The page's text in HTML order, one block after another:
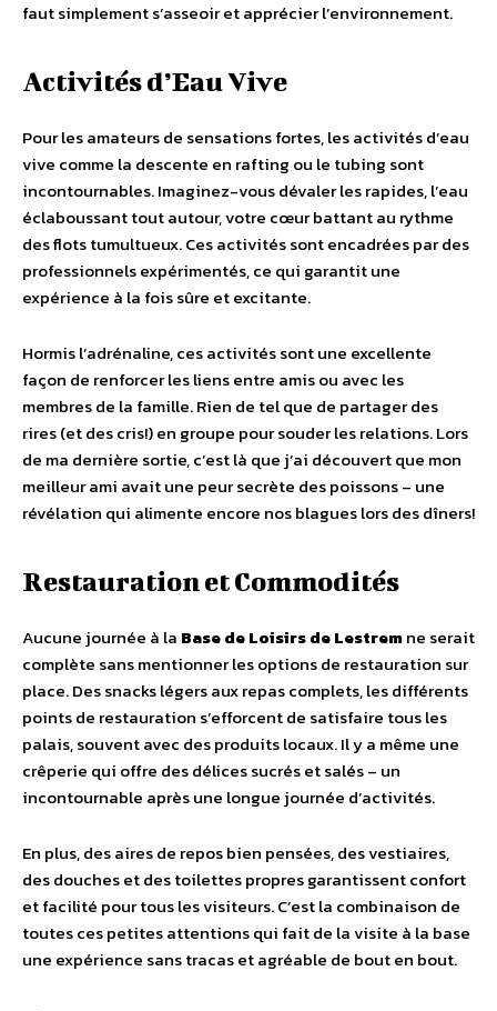
faut simplement s’asseoir et apprécier l’environnement.
Activités d’Eau Vive
Pour les amateurs de sensations fortes, les activités d’eau
vive comme la descente en rafting ou le tubing sont
incontournables. Imaginez-vous dévaler les rapides, l’eau
éclaboussant tout autour, votre cœur battant au rythme
des flots tumultueux. Ces activités sont encadrées par des
professionnels expérimentés, ce qui garantit une
expérience à la fois sûre et excitante.
Hormis l’adrénaline, ces activités sont une excellente
façon de renforcer les liens entre amis ou avec les
membres de la famille. Rien de tel que de partager des
rires (et des cris!) en groupe pour souder les relations. Lors
de ma dernière sortie, c’est là que j’ai découvert que mon
meilleur ami avait une peur secrète des poissons – une
révélation qui alimente encore nos blagues lors des dîners!
Restauration et Commodités
Aucune journée à la Base de Loisirs de Lestremne serait
complète sans mentionner les options de restauration sur
place. Des snacks légers aux repas complets, les différents
points de restauration s’efforcent de satisfaire tous les
palais, souvent avec des produits locaux. Il y a même une
crêperie qui offre des délices sucrés et salés – un
incontournable après une longue journée d’activités.
En plus, des aires de repos bien pensées, des vestiaires,
des douches et des toilettes propres garantissent confort
et facilité pour tous les visiteurs. C’est la combinaison de
toutes ces petites attentions qui fait de la visite à la base
une expérience sans tracas et agréable de bout en bout.